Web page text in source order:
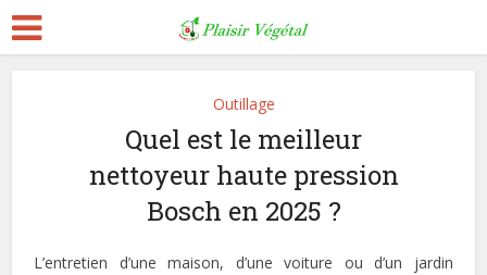
Outillage
Quel est le meilleur
nettoyeur haute pression
Bosch en 2025 ?
L’entretien d’une maison, d’une voiture ou d’un jardin